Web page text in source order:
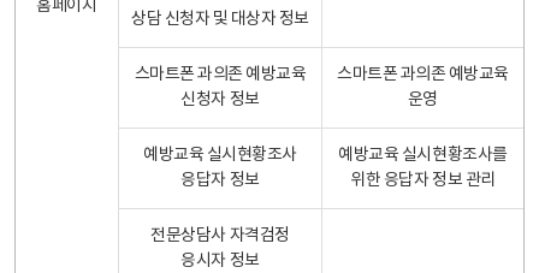
홈페이지
상담 신청자 및 대상자 정보
스마트폰 과의존 예방교육
신청자 정보
스마트폰 과의존 예방교육
운영
예방교육 실시현황조사
응답자 정보
예방교육 실시현황조사를
위한 응답자 정보 관리
전문상담사 자격검정
응시자 정보